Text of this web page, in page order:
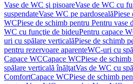
Vase de WC şi pisoareVase de WC cu
suspendateVase WC pe pardosealăPiese
WCPiese de schimb pentru Pentru vase
WC cu funcţie de bideuPentru capace
uri cu spălare verticalăPiese de schimb
pentru rezervoare aparenteWC-uri cu
Capace WCCapace WCPiese de
spălare verticală înălţatVas de WC cu
ComfortCapace WCPiese de schimb